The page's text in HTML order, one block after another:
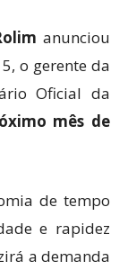
anunciou
o gerente da
Oficial da
mês de
de tempo
e rapidez
a demanda